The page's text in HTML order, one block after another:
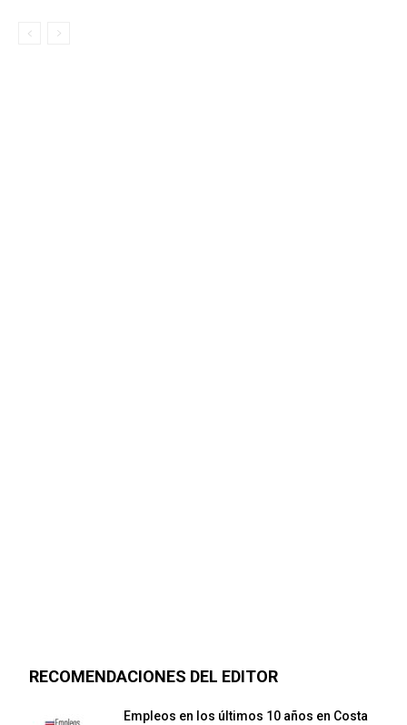
RECOMENDACIONES DEL EDITOR
Empleos en los últimos 10 años en Costa